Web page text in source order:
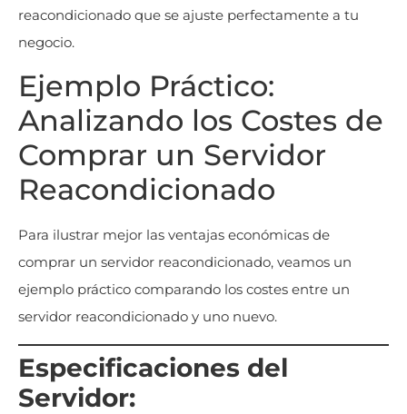
reacondicionado que se ajuste perfectamente a tu
negocio.
Ejemplo Práctico:
Analizando los Costes de
Comprar un Servidor
Reacondicionado
Para ilustrar mejor las ventajas económicas de
comprar un servidor reacondicionado, veamos un
ejemplo práctico comparando los costes entre un
servidor reacondicionado y uno nuevo.
Especificaciones del
Servidor: